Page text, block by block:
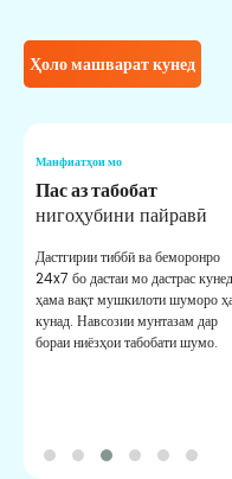
Ҳоло машварат кунед
Манфиатҳои мо
Мушовири тиббӣ
Аз мушовирони тиббии
мо мунтазам дастгирӣ гиред. Ба
шумо маслиҳат ва роҳнамоии
беҳтарин медиҳад.